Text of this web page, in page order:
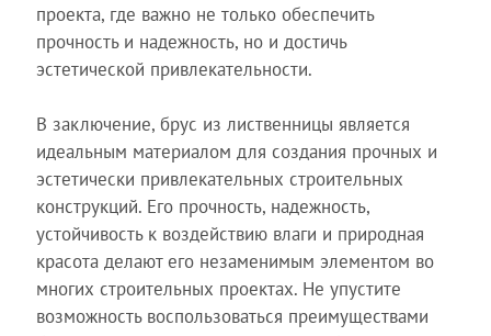
проекта, где важно не только обеспечить
прочность и надежность, но и достичь
эстетической привлекательности.
В заключение, брус из лиственницы является
идеальным материалом для создания прочных и
эстетически привлекательных строительных
конструкций. Его прочность, надежность,
устойчивость к воздействию влаги и природная
красота делают его незаменимым элементом во
многих строительных проектах. Не упустите
возможность воспользоваться преимуществами